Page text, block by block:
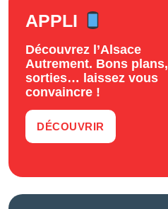
APPLI
Découvrez l’Alsace
Autrement. Bons plans,
sorties… laissez vous
convaincre !
DÉCOUVRIR